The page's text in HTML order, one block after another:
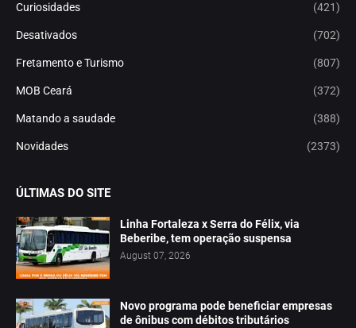
Curiosidades (421)
Desativados (702)
Fretamento e Turismo (807)
MOB Ceará (372)
Matando a saudade (388)
Novidades (2373)
ÚLTIMAS DO SITE
Linha Fortaleza x Serra do Félix, via
Beberibe, tem operação suspensa
August 07, 2026
Novo programa pode beneficiar empresas
de ônibus com débitos tributários